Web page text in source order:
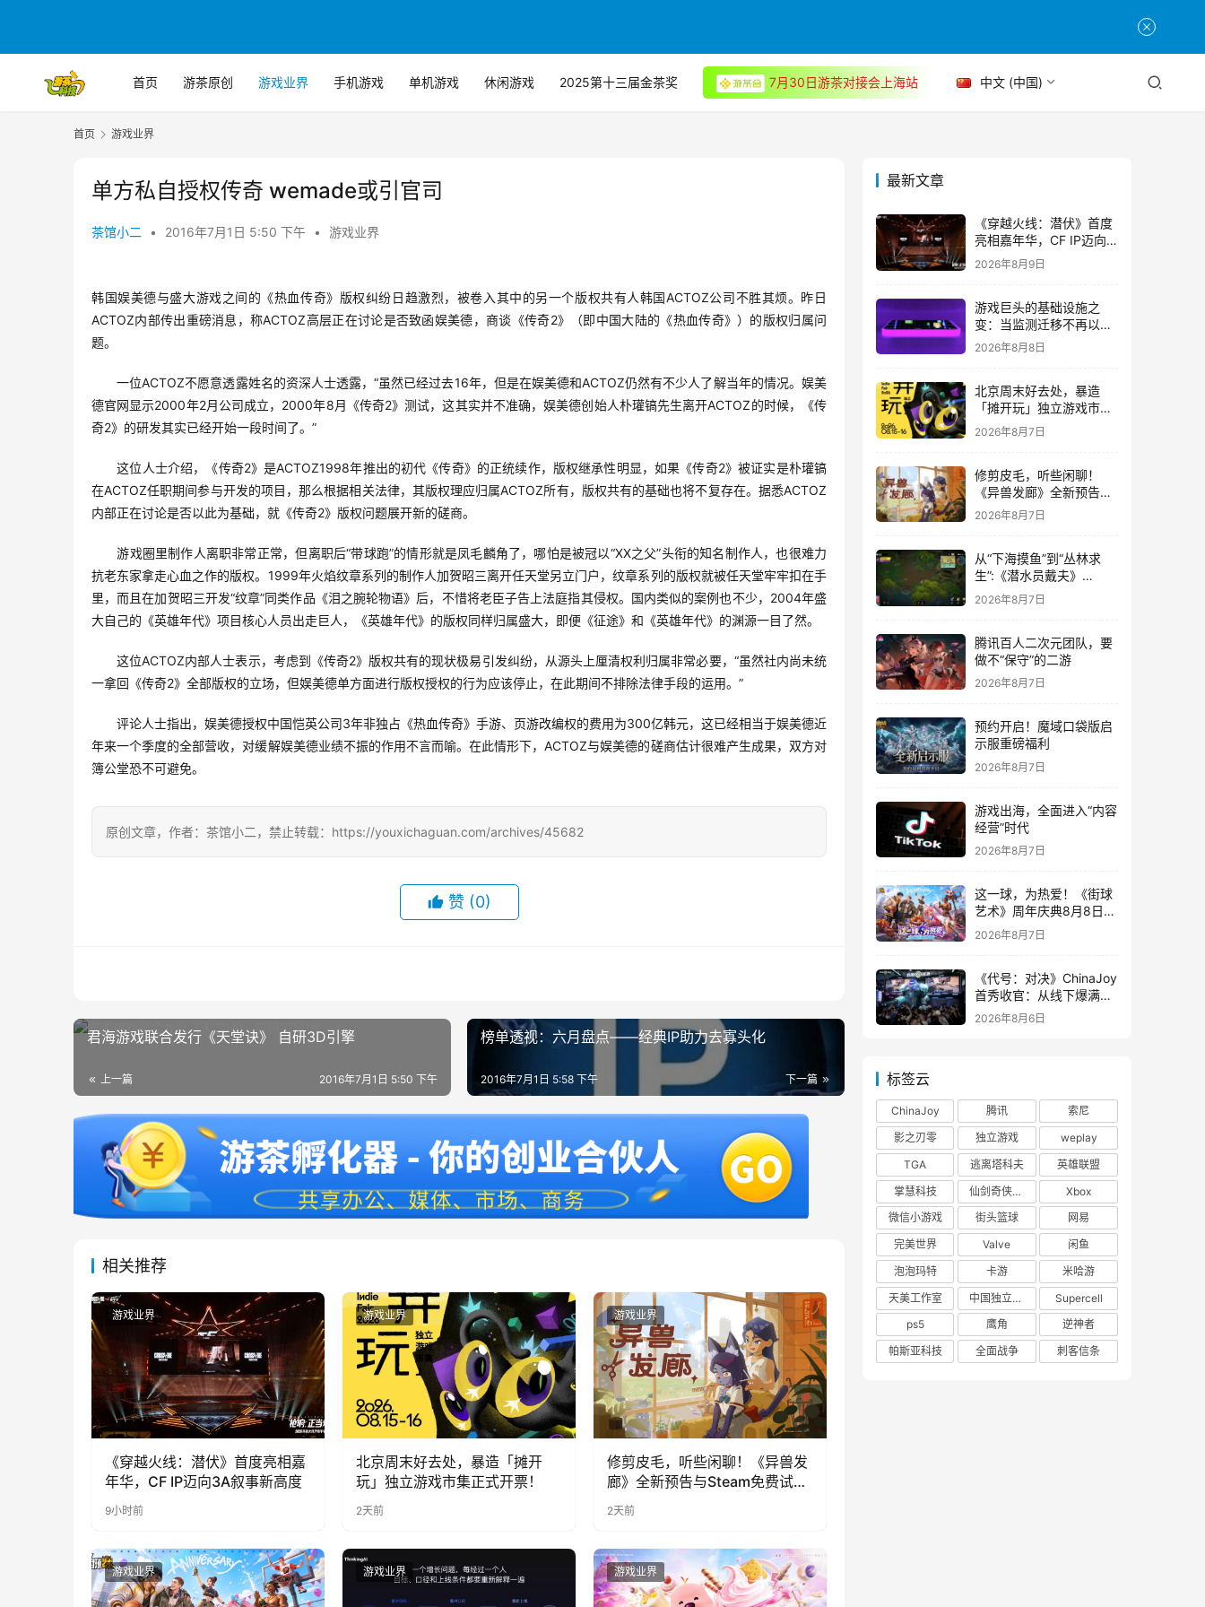
首页 游茶原创 游戏业界 手机游戏 单机游戏 休闲游戏 2025第十三届金茶奖 7月30日游茶对接会上海站 中文 (中国)
首页 游戏业界
单方私自授权传奇 wemade或引官司
茶馆小二 • 2016年7月1日 5:50 下午 • 游戏业界
韩国娱美德与盛大游戏之间的《热血传奇》版权纠纷日趋激烈，被卷入其中的另一个版权共有人韩国ACTOZ公司不胜其烦。昨日
ACTOZ内部传出重磅消息，称ACTOZ高层正在讨论是否致函娱美德，商谈《传奇2》（即中国大陆的《热血传奇》）的版权归属问
题。
一位ACTOZ不愿意透露姓名的资深人士透露，“虽然已经过去16年，但是在娱美德和ACTOZ仍然有不少人了解当年的情况。娱美
德官网显示2000年2月公司成立，2000年8月《传奇2》测试，这其实并不准确，娱美德创始人朴瓘镐先生离开ACTOZ的时候，《传
奇2》的研发其实已经开始一段时间了。”
这位人士介绍，《传奇2》是ACTOZ1998年推出的初代《传奇》的正统续作，版权继承性明显，如果《传奇2》被证实是朴瓘镐
在ACTOZ任职期间参与开发的项目，那么根据相关法律，其版权理应归属ACTOZ所有，版权共有的基础也将不复存在。据悉ACTOZ
内部正在讨论是否以此为基础，就《传奇2》版权问题展开新的磋商。
游戏圈里制作人离职非常正常，但离职后“带球跑”的情形就是凤毛麟角了，哪怕是被冠以“XX之父”头衔的知名制作人，也很难力
抗老东家拿走心血之作的版权。1999年火焰纹章系列的制作人加贺昭三离开任天堂另立门户，纹章系列的版权就被任天堂牢牢扣在手
里，而且在加贺昭三开发“纹章”同类作品《泪之腕轮物语》后，不惜将老臣子告上法庭指其侵权。国内类似的案例也不少，2004年盛
大自己的《英雄年代》项目核心人员出走巨人，《英雄年代》的版权同样归属盛大，即便《征途》和《英雄年代》的渊源一目了然。
这位ACTOZ内部人士表示，考虑到《传奇2》版权共有的现状极易引发纠纷，从源头上厘清权利归属非常必要，“虽然社内尚未统
一拿回《传奇2》全部版权的立场，但娱美德单方面进行版权授权的行为应该停止，在此期间不排除法律手段的运用。”
评论人士指出，娱美德授权中国恺英公司3年非独占《热血传奇》手游、页游改编权的费用为300亿韩元，这已经相当于娱美德近
年来一个季度的全部营收，对缓解娱美德业绩不振的作用不言而喻。在此情形下，ACTOZ与娱美德的磋商估计很难产生成果，双方对
簿公堂恐不可避免。
原创文章，作者：茶馆小二，禁止转载：https://youxichaguan.com/archives/45682
赞 (0)
君海游戏联合发行《天堂诀》 自研3D引擎
上一篇 2016年7月1日 5:50 下午
榜单透视：六月盘点——经典IP助力去寡头化
下一篇
2016年7月1日 5:58 下午
相关推荐
游戏业界
《穿越火线：潜伏》首度亮相嘉
年华，CF IP迈向3A叙事新高度
9小时前
游戏业界
北京周末好去处，暴造「摊开
玩」独立游戏市集正式开票！
2天前
游戏业界
修剪皮毛，听些闲聊！《异兽发
廊》全新预告与Steam免费试玩
公开
2天前
游戏业界 游戏业界 游戏业界
最新文章
《穿越火线：潜伏》首度
亮相嘉年华，CF IP迈向
3A叙事新高度
2026年8月9日
游戏巨头的基础设施之
变：当监测迁移不再以中
断为代价
2026年8月8日
北京周末好去处，暴造
「摊开玩」独立游戏市集
正式开票！
2026年8月7日
修剪皮毛，听些闲聊！
《异兽发廊》全新预告与
Steam免费试玩公开
2026年8月7日
从“下海摸鱼”到“丛林求
生”:《潜水员戴夫》
DLC《丛林》移动端定档
8月14日
2026年8月7日
腾讯百人二次元团队，要
做不“保守”的二游
2026年8月7日
预约开启！魔域口袋版启
示服重磅福利
2026年8月7日
游戏出海，全面进入“内容
经营”时代
2026年8月7日
这一球，为热爱！《街球
艺术》周年庆典8月8日正
式上线，多重福利与全新
内容同步开启
2026年8月7日
《代号：对决》ChinaJoy
首秀收官：从线下爆满看
见玩家的真实期待
2026年8月6日
标签云
ChinaJoy 腾讯
索尼
影之刃零
独立游戏
weplay
TGA
逃离塔科夫
英雄联盟
掌慧科技
仙剑奇侠传四
Xbox
微信小游戏
街头篮球
网易
完美世界
Valve
闲鱼
泡泡玛特
卡游
米哈游
天美工作室
中国独立游戏联盟
Supercell
ps5
鹰角
逆神者
帕斯亚科技
全面战争 刺客信条